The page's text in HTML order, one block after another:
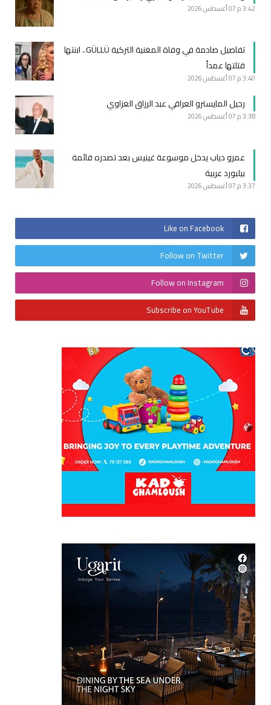
3:42 م 07 أغسطس 2026
تفاصيل صادمة في وفاة المغنية التركية GÜLLÜ.. ابنتها
قتلتها عمداً
3:40 م 07 أغسطس 2026
رحيل المايسترو العراقي عبد الرزاق العزاوي
3:38 م 07 أغسطس 2026
عمرو دياب يدخل موسوعة غينيس بعد تصدره قائمة
بيلبورد عربية
3:37 م 07 أغسطس 2026
Like on Facebook
Follow on Twitter
Follow on Instagram
Subscribe on YouTube